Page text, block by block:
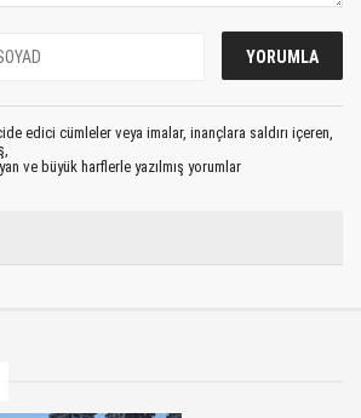
edici cümleler veya imalar, inançlara saldırı içeren,
ve büyük harflerle yazılmış yorumlar